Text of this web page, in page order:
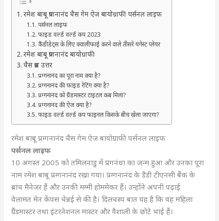
रमेश बाबू प्रग्गनानंद चैस गेम ऐज बायोग्राफी पर्सनल लाइफ
पर्सनल लाइफ
फाइड वर्ल्ड वर्ल्ड कप 2023
कैंडीडेट्स के लिए क्वालीफाई करने वाले तीसरे यंगेस्ट प्लेयर
रमेश बाबू प्रग्गनानंद बायोग्राफी
चैस प्रश्न उत्तर
प्रग्गनानंद का पूरा नाम क्या है?
प्रग्गनानंद की फाइड रेटिंग क्या है?
प्रग्गनानंद को ग्रैंडमास्टर टाइटल कब मिला?
प्रग्गनानंद की ऐज क्या है?
फाइड वर्ल्ड वर्ल्ड कप फाइनल किसके बीच खेला जाएगा?
रमेश बाबू प्रग्गनानंद चैस गेम ऐज बायोग्राफी पर्सनल लाइफ
पर्सनल लाइफ
10 अगस्त 2005 को तमिलनाडु में प्रगनंधा का जन्म हुआ और उनका पूरा
नाम रमेश बाबू प्रग्गनानंद रखा गया। प्रग्गनानंद के डैडी टीएनसी बैंक के
ब्रांच मैनेजर हैं और उनकी मम्मी होममेकर हैं। उन्होंने अपनी पढ़ाई
वेलामत मेन केंपस चेन्नई से की है। दिलचस्प बात यह है कि वह महिला
ग्रैंडमास्टर तथा इंटरनेशनल मास्टर और वैशाली के छोटे भाई हैं।